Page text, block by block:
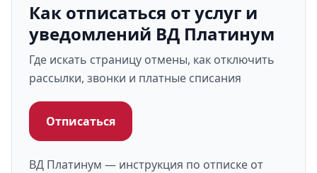
Как отписаться от услуг и
уведомлений ВД Платинум
Где искать страницу отмены, как отключить
рассылки, звонки и платные списания
Отписаться
ВД Платинум — инструкция по отписке от